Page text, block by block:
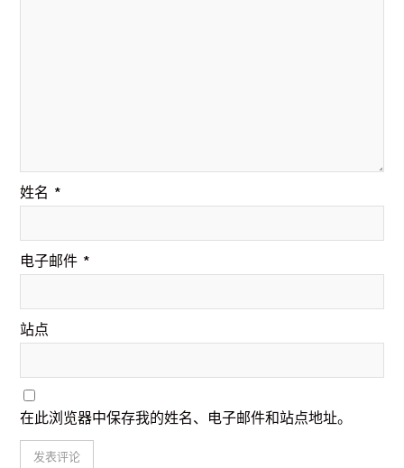
姓名 *
电子邮件 *
站点
在此浏览器中保存我的姓名、电子邮件和站点地址。